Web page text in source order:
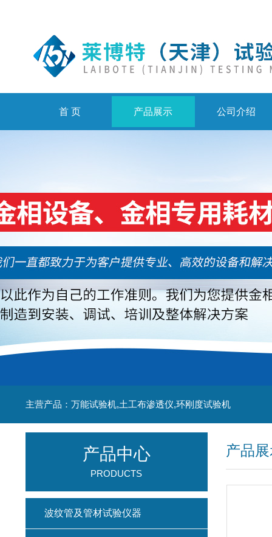
首 页 产品展示 公司介绍
主营产品：万能试验机,土工布渗透仪,环刚度试验机
产品
产品中心
PRODUCTS
波纹管及管材试验仪器